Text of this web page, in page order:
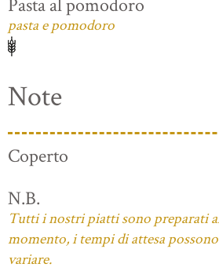
Pasta al pomodoro
pasta e pomodoro
Note
Coperto
N.B.
Tutti i nostri piatti sono preparati
momento, i tempi di attesa possono
variare.